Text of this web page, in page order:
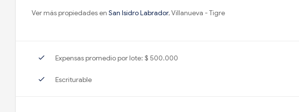
Ver más propiedades en San Isidro Labrador, Villanueva - Tigre
check Expensas promedio por lote: $ 500.000
check Escriturable